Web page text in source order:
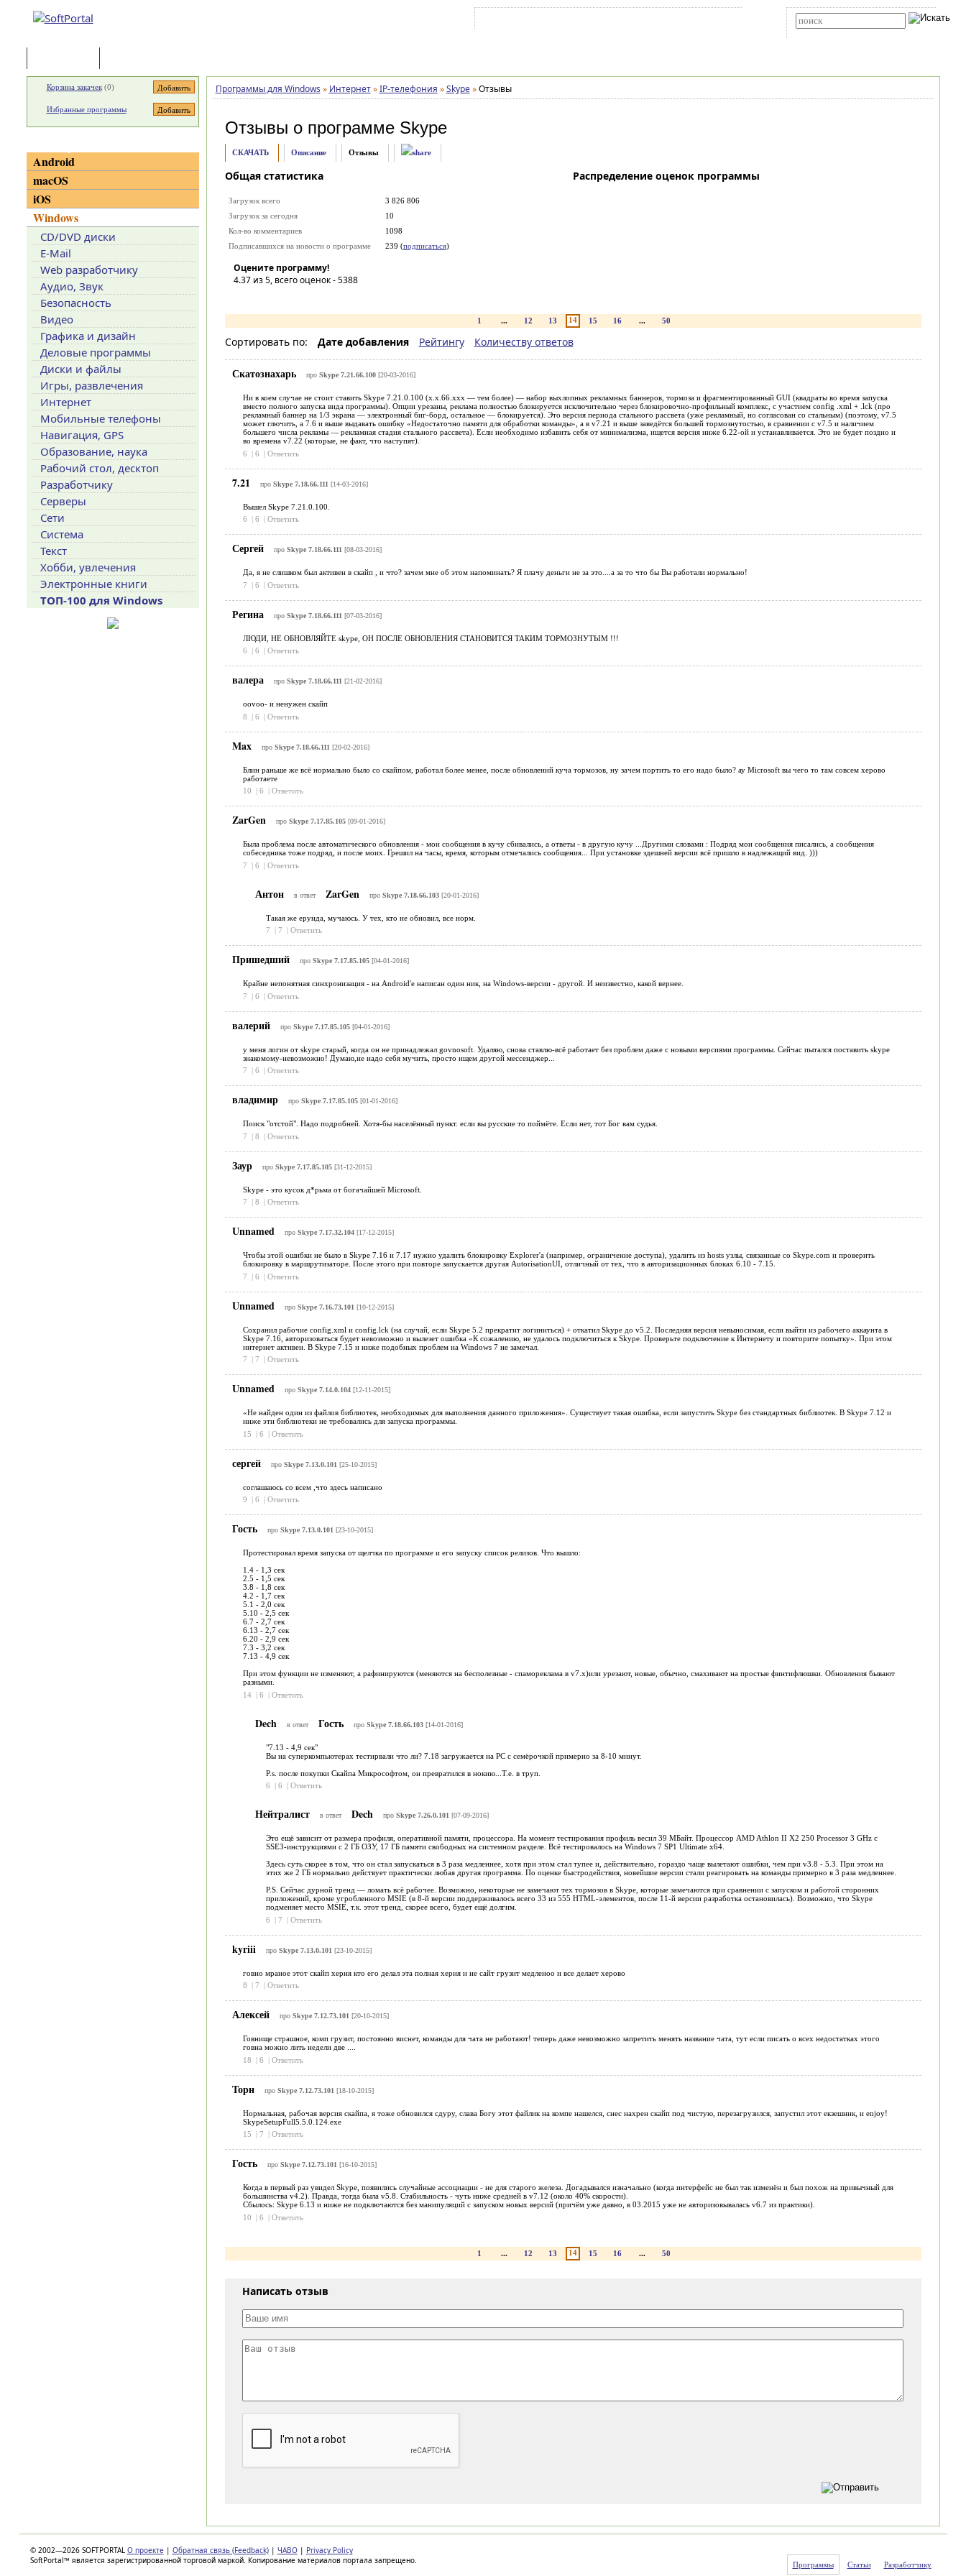
Программы для Windows » Интернет » IP-телефония » Skype » Отзывы
Отзывы о программе Skype
СКАЧАТЬ Описание Отзывы
Общая статистика
Загрузок всего
3 826 806
Загрузок за сегодня
10
Кол-во комментариев
1098
Подписавшихся на новости о программе
239 (подписаться)
Оцените программу!
4.37из 5, всего оценок -5388
Распределение оценок программы
1 ... 12 13 14 15 16 ... 50
Сортировать по: Дате добавления Рейтингу Количеству ответов
Скатознахарь про Skype 7.21.66.100[20-03-2016]
Ни в коем случае не стоит ставить Skype 7.21.0.100 (x.x.66.xxx — тем более) — набор выхлопных рекламных баннеров, тормоза и фрагментированный GUI (квадраты во время запуска
вместо полного запуска вида программы). Опции урезаны, реклама полностью блокируется исключительно через блокировочно-профильный комплекс, с участием config .xml + .lck (про
рекламный баннер на 1/3 экрана — электронный биг-борд, остальное — блокируется). Это версия периода стального рассвета (уже рекламный, но согласован со стальным) (поэтому, v7.5
может глючить, а 7.6 и выше выдавать ошибку «Недостаточно памяти для обработки команды», а в v7.21 и выше заведётся большей тормознутостью, в сравнении с v7.5 и наличием
большего числа рекламы — рекламная стадия стального рассвета). Если необходимо избавить себя от минимализма, ищется версия ниже 6.22-ой и устанавливается. Это не будет поздно и
во времена v7.22 (которые, не факт, что наступят).
6
| 6 | Ответить
7.21 про Skype 7.18.66.111 [14-03-2016]
Вышел Skype 7.21.0.100.
6
| 6 | Ответить
Сергей про Skype 7.18.66.111 [08-03-2016]
Да, я не слишком был активен в скайп , и что? зачем мне об этом напоминать? Я плачу деньги не за это....а за то что бы Вы работали нормально!
7
| 6 | Ответить
Регина про Skype 7.18.66.111 [07-03-2016]
ЛЮДИ, НЕ ОБНОВЛЯЙТЕ skype, ОН ПОСЛЕ ОБНОВЛЕНИЯ СТАНОВИТСЯ ТАКИМ ТОРМОЗНУТЫМ !!!
6
| 6 | Ответить
валера про Skype 7.18.66.111 [21-02-2016]
ооvoo- и ненужен скайп
8
| 6 | Ответить
Max про Skype 7.18.66.111 [20-02-2016]
Блин раньше же всё нормально было со скайпом, работал более менее, после обновлений куча тормозов, ну зачем портить то его надо было? ау Microsoft вы чего то там совсем херово
работаете
10
| 6 | Ответить
ZarGen про Skype 7.17.85.105[09-01-2016]
Была проблема после автоматического обновления - мои сообщения в кучу сбивались, а ответы - в другую кучу ...Другими словами : Подряд мои сообщения писались, а сообщения
собеседника тоже подряд, и после моих. Грешил на часы, время, которым отмечались сообщения... При установке здешней версии всё пришло в надлежащий вид. )))
7
| 6 | Ответить
Антон в ответ ZarGen про Skype 7.18.66.103[20-01-2016]
Такая же ерунда, мучаюсь. У тех, кто не обновил, все норм.
7
| 7 | Ответить
Пришедший про Skype 7.17.85.105[04-01-2016]
Крайне непонятная синхронизация - на Android'е написан один ник, на Windows-версии - другой. И неизвестно, какой вернее.
7
| 6 | Ответить
валерий про Skype 7.17.85.105[04-01-2016]
у меня логин от skype старый, когда он не принадлежал govnosoft. Удаляю, снова ставлю-всё работает без проблем даже с новыми версиями программы. Сейчас пытался поставить skype
знакомому-невозможно! Думаю,не надо себя мучить, просто ищем другой мессенджер...
7
| 6 | Ответить
владимир про Skype 7.17.85.105[01-01-2016]
Поиск "отстой". Надо подробней. Хотя-бы населённый пункт. если вы русские то поймёте. Если нет, тот Бог вам судья.
7
| 8 | Ответить
Заур про Skype 7.17.85.105[31-12-2015]
Skype - это кусок д*рьма от богачайшей Microsoft.
7
| 8 | Ответить
Unnamed про Skype 7.17.32.104[17-12-2015]
Чтобы этой ошибки не было в Skype 7.16 и 7.17 нужно удалить блокировку Explorer'а (например, ограничение доступа), удалить из hosts узлы, связанные со Skype.com и проверить
блокировку в маршрутизаторе. После этого при повторе запускается другая AutorisationUI, отличный от тех, что в авторизационных блоках 6.10 - 7.15.
7
| 6 | Ответить
Unnamed про Skype 7.16.73.101 [10-12-2015]
Сохранил рабочие config.xml и config.lck (на случай, если Skype 5.2 прекратит логиниться) + откатил Skype до v5.2. Последняя версия невыносимая, если выйти из рабочего аккаунта в
Skype 7.16, авторизоваться будет невозможно и вылезет ошибка «К сожалению, не удалось подключиться к Skype. Проверьте подключение к Интернету и повторите попытку». При этом
интернет активен. В Skype 7.15 и ниже подобных проблем на Windows 7 не замечал.
7
| 7 | Ответить
Unnamed про Skype 7.14.0.104[12-11-2015]
«Не найден один из файлов библиотек, необходимых для выполнения данного приложения». Существует такая ошибка, если запустить Skype без стандартных библиотек. В Skype 7.12 и
ниже эти библиотеки не требовались для запуска программы.
15
| 6 | Ответить
сергей про Skype 7.13.0.101 [25-10-2015]
соглашаюсь со всем ,что здесь написано
9
| 6 | Ответить
Гость про Skype 7.13.0.101 [23-10-2015]
Протестировал время запуска от щелчка по программе и его запуску список релизов. Что вышло:
1.4 - 1,3 сек
2.5 - 1,5 сек
3.8 - 1,8 сек
4.2 - 1,7 сек
5.1 - 2,0 сек
5.10 - 2,5 сек
6.7 - 2,7 сек
6.13 - 2,7 сек
6.20 - 2,9 сек
7.3 - 3,2 сек
7.13 - 4,9 сек
При этом функции не изменяют, а рафинируются (меняются на бесполезные - спамореклама в v7.x)или урезают, новые, обычно, смахивают на простые финтифлюшки. Обновления бывают
разными.
14 | 6 | Ответить
Dech в ответ Гость про Skype 7.18.66.103[14-01-2016]
"7.13 - 4,9 сек"
Вы на суперкомпьютерах тестирвали что ли? 7.18 загружается на PC с семёрочкой примерно за 8-10 минут.
P.s. после покупки Скайпа Микрософтом, он превратился в нокию...Т.е. в труп.
6
| 6 | Ответить
Нейтралист в ответ Dech про Skype 7.26.0.101 [07-09-2016]
Это ещё зависит от размера профиля, оперативной памяти, процессора. На момент тестирования профиль весил 39 МБайт. Процессор AMD Athlon II X2 250 Processor 3 GHz с
SSE3-инструкциями с 2 ГБ ОЗУ, 17 ГБ памяти свободных на системном разделе. Всё тестировалось на Windows 7 SP1 Ultimate x64.
Здесь суть скорее в том, что он стал запускаться в 3 раза медленнее, хотя при этом стал тупее и, действительно, гораздо чаще вылетают ошибки, чем при v3.8 - 5.3. При этом на
этих же 2 ГБ нормально действует практически любая другая программа. По оценке быстродействия, новейшие версии стали реагировать на команды примерно в 3 раза медленнее.
P.S. Сейчас дурной тренд — ломать всё рабочее. Возможно, некоторые не замечают тех тормозов в Skype, которые замечаются при сравнении с запуском и работой сторонних
приложений, кроме угробленного MSIE (в 8-й версии поддерживалось всего 33 из 555 HTML-элементов, после 11-й версии разработка остановилась). Возможно, что Skype
подменяет место MSIE, т.к. этот тренд, скорее всего, будет ещё долгим.
6
| 7 | Ответить
kyriii про Skype 7.13.0.101 [23-10-2015]
говно мраное этот скайп херня кто его делал эта полная херня и не сайт грузит медленоо и все делает херово
8
| 7 | Ответить
Алексей про Skype 7.12.73.101 [20-10-2015]
Говнище страшное, комп грузит, постоянно виснет, команды для чата не работают! теперь даже невозможно запретить менять название чата, тут если писать о всех недостатках этого
говна можно лить недели две ....
18
| 6 | Ответить
Торн про Skype 7.12.73.101 [18-10-2015]
Нормальная, рабочая версия скайпа, я тоже обновился сдуру, слава Богу этот файлик на компе нашелся, снес нахрен скайп под чистую, перезагрузился, запустил этот екзешник, и enjoy!
SkypeSetupFull5.5.0.124.exe
15
| 7 | Ответить
Гость про Skype 7.12.73.101 [16-10-2015]
Когда в первый раз увидел Skype, появились случайные ассоциации - не для старого железа. Догадывался изначально (когда интерфейс не был так изменён и был похож на привычный для
большинства v4.2). Правда, тогда была v5.8. Стабильность - чуть ниже средней в v7.12 (около 40% скорости).
Сбылось: Skype 6.13 и ниже не подключаются без манипуляций с запуском новых версий (причём уже давно, в 03.2015 уже не авторизовывалась v6.7 из практики).
10
| 6 | Ответить
1 ... 12 13 14 15 16 ... 50
Написать отзыв
Корзина закачек(0)
Избранные программы
Android
macOS
iOS
Windows
CD/DVD диски
E-Mail
Web разработчику
Аудио, Звук
Безопасность
Видео
Графика и дизайн
Деловые программы
Диски и файлы
Игры, развлечения
Интернет
Мобильные телефоны
Навигация, GPS
Образование, наука
Рабочий стол, десктоп
Разработчику
Серверы
Сети
Система
Текст
Хобби, увлечения
Электронные книги
ТОП-100 для Windows
© 2002—2026 SOFTPORTAL О проекте | Обратная связь (Feedback) | ЧАВО | Privacy Policy
SoftPortal™ является зарегистрированной торговой маркой. Копирование материалов портала запрещено.
Программы Статьи Разработчику